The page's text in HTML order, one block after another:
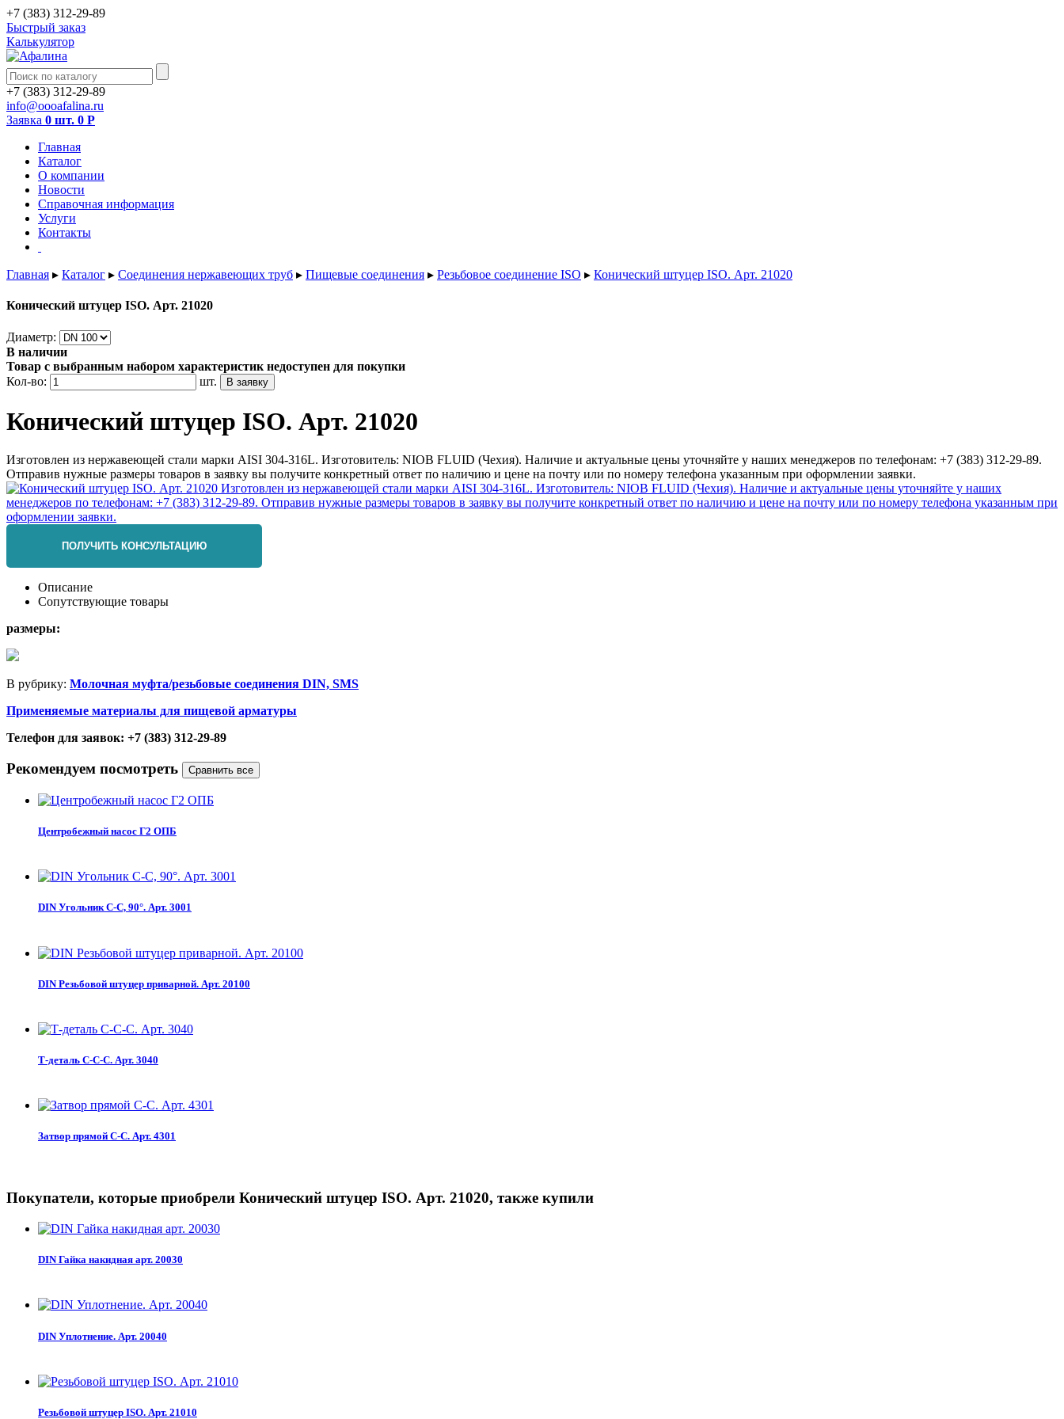
+7 (383) 312-29-89
Быстрый заказ
Калькулятор
+7 (383) 312-29-89
info@oooafalina.ru
Заявка 0 шт. 0 Р
Главная
Каталог
О компании
Новости
Справочная информация
Услуги
Контакты
Главная ▸ Каталог ▸ Соединения нержавеющих труб ▸ Пищевые соединения ▸ Резьбовое соединение ISO ▸ Конический штуцер ISO. Арт. 21020
Конический штуцер ISO. Арт. 21020
Диаметр:
В наличии
Товар с выбранным набором характеристик недоступен для покупки
Кол-во:
шт.
Конический штуцер ISO. Арт. 21020
Изготовлен из нержавеющей стали марки AISI 304-316L. Изготовитель: NIOB FLUID (Чехия). Наличие и актуальные цены уточняйте у наших менеджеров по телефонам: +7 (383) 312-29-89.
Отправив нужные размеры товаров в заявку вы получите конкретный ответ по наличию и цене на почту или по номеру телефона указанным при оформлении заявки.
ПОЛУЧИТЬ КОНСУЛЬТАЦИЮ
Описание
Сопутствующие товары
размеры:
В рубрику: Молочная муфта/резьбовые соединения DIN, SMS
Применяемые материалы для пищевой арматуры
Телефон для заявок: +7 (383) 312-29-89
Рекомендуем посмотреть
Центробежный насос Г2 ОПБ
DIN Угольник С-С, 90°. Арт. 3001
DIN Резьбовой штуцер приварной. Арт. 20100
Т-деталь С-С-С. Арт. 3040
Затвор прямой С-С. Арт. 4301
Покупатели, которые приобрели Конический штуцер ISO. Арт. 21020, также купили
DIN Гайка накидная арт. 20030
DIN Уплотнение. Арт. 20040
Резьбовой штуцер ISO. Арт. 21010